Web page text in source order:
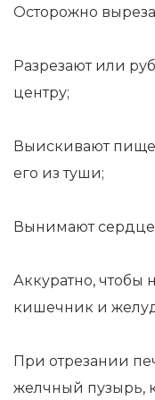
Осторожно
Разрезают или
центру;
Выискивают
его из туши;
Вынимают
Аккуратно, чтобы
кишечник и
При отрезании
желчный пузырь,